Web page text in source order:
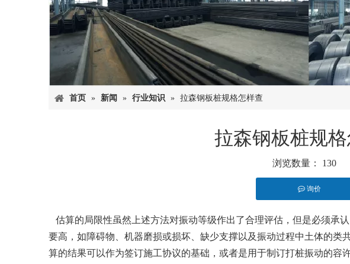
首页 » 新闻 » 行业知识 » 拉森钢板桩规格怎样查
拉森钢板桩规
浏览数量： 130
询价
["facebook","twitter","line","wechat","linkedin","pinterest","whatsapp"]
估算的局限性虽然上述方法对振动等级作出了合理评估，但是必须承
要高，如障碍物、机器磨损或损坏、缺少支撑以及振动过程中土体的类
算的结果可以作为签订施工协议的基础，或者是用于制订打桩振动的容